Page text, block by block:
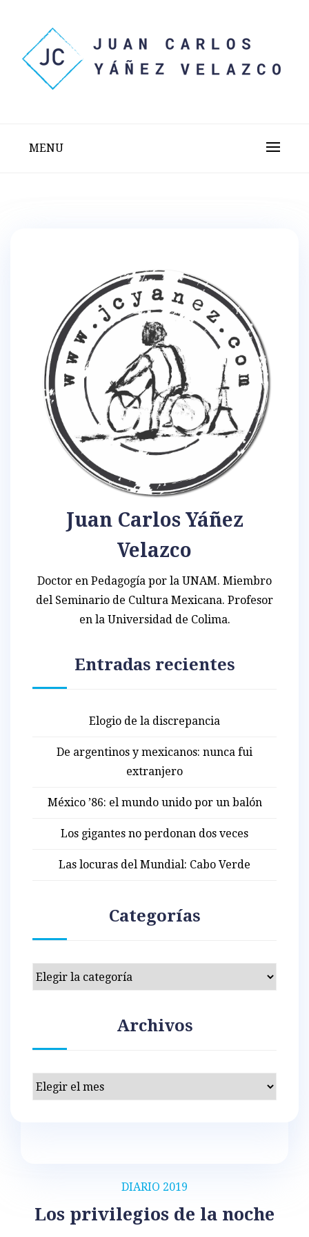
content
MENU
DIARIO 2019
Los privilegios de la noche
Juan Carlos Yáñez
Velazco
Doctor en Pedagogía por la UNAM. Miembro
del Seminario de Cultura Mexicana. Profesor
en la Universidad de Colima.
Entradas recientes
Elogio de la discrepancia
De argentinos y mexicanos: nunca fui
extranjero
México ’86: el mundo unido por un balón
Los gigantes no perdonan dos veces
Las locuras del Mundial: Cabo Verde
Categorías
Categorías
Archivos
Archivos